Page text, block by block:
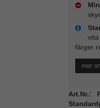
vita
färger
mer
Art.Nr.: